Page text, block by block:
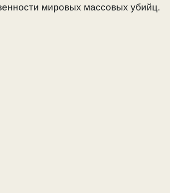
мировых массовых убийц.